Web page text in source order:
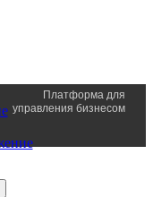
Платформа для
управления бизнесом